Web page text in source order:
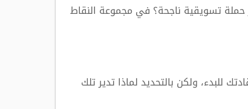
تسويقية ناجحة؟ في مجموعة النقاط
للبدء، ولكن بالتحديد لماذا تدير تلك